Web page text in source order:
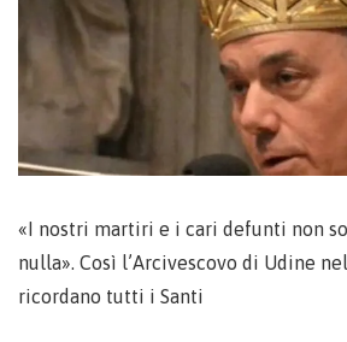
«I nostri martiri e i cari defunti non
nulla». Così l’Arcivescovo di Udine
ricordano tutti i Santi